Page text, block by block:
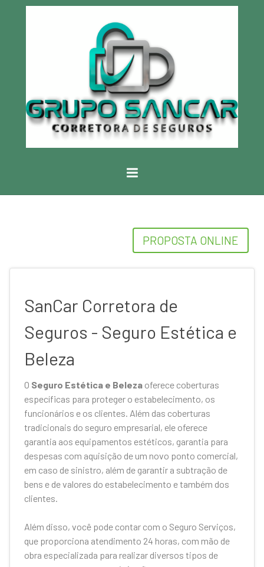
PROPOSTA ONLINE
SanCar Corretora de
Seguros - Seguro Estética e
Beleza
O Seguro Estética e Beleza oferece coberturas
específicas para proteger o estabelecimento, os
funcionários e os clientes. Além das coberturas
tradicionais do seguro empresarial, ele oferece
garantia aos equipamentos estéticos, garantia para
despesas com aquisição de um novo ponto comercial,
em caso de sinistro, além de garantir a subtração de
bens e de valores do estabelecimento e também dos
clientes.
Além disso, você pode contar com o Seguro Serviços,
que proporciona atendimento 24 horas, com mão de
obra especializada para realizar diversos tipos de